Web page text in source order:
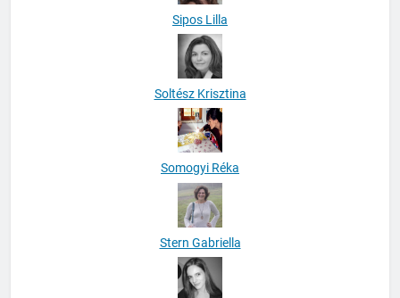
Sipos Lilla
Soltész Krisztina
Somogyi Réka
Stern Gabriella